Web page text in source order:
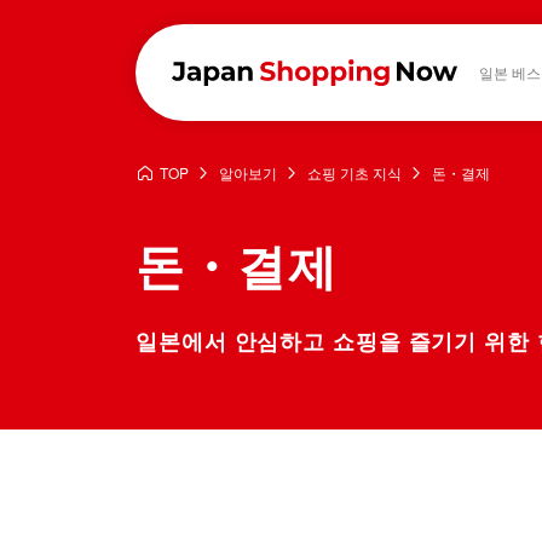
일본 베
TOP 알아보기 쇼핑 기초 지식 돈・결제
돈・결제
일본에서 안심하고 쇼핑을 즐기기 위한